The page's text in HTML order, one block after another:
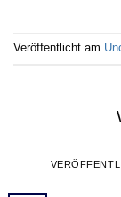
Veröffentlicht am